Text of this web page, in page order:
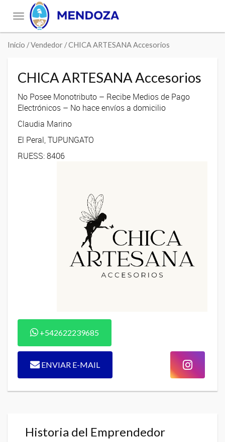
Toggle
navigation
Inicio / Vendedor / CHICA ARTESANA Accesorios
CHICA ARTESANA Accesorios
No Posee Monotributo – Recibe Medios de Pago
Electrónicos – No hace envíos a domicilio
Claudia Marino
El Peral, TUPUNGATO
RUESS: 8406
+542622239685
ENVIAR E-MAIL
Historia del Emprendedor